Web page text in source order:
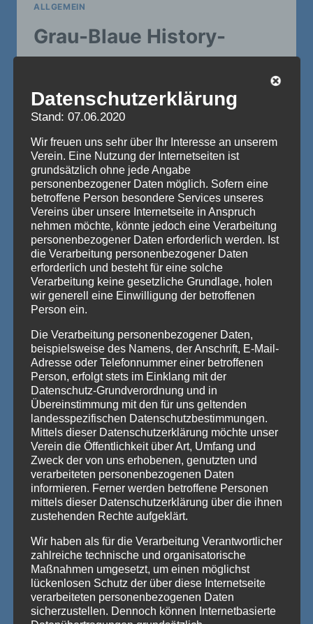
ALLGEMEIN
Grau-Blaue History-
VonSophia Weigand 23. Dezember 2025
Für die Weihnachtstage und die Zeit
zwischen den Jahren haben wir eine
History-Talkshow zum Start in das
Jubiläumsjahr produziert. Andre Geilen
spricht mit Irmgard Anheier, Werner
Normann, Rüdiger Remy und Thomas
Paulsen über Grau-Blau von früher! Es ist
emotional, lustig und interessant, diesen
“Legenden” zuzuhören. Wie war das 1949?
Wie war das in den Sechzigern?…
BLAUE
HISTORY-
TALKSHOW
ALLGEMEIN
KG Grau-Blau startet den
Datenschutzerklärung
Stand: 07.06.2020
Wir freuen uns sehr über Ihr Interesse an unserem
Verein. Eine Nutzung der Internetseiten ist
grundsätzlich ohne jede Angabe
personenbezogener Daten möglich. Sofern eine
betroffene Person besondere Services unseres
Vereins über unsere Internetseite in Anspruch
nehmen möchte, könnte jedoch eine Verarbeitung
personenbezogener Daten erforderlich werden. Ist
die Verarbeitung personenbezogener Daten
erforderlich und besteht für eine solche
Verarbeitung keine gesetzliche Grundlage, holen
wir generell eine Einwilligung der betroffenen
Person ein.
Die Verarbeitung personenbezogener Daten,
beispielsweise des Namens, der Anschrift, E-Mail-
Adresse oder Telefonnummer einer betroffenen
Person, erfolgt stets im Einklang mit der
Datenschutz-Grundverordnung und in
Übereinstimmung mit den für uns geltenden
landesspezifischen Datenschutzbestimmungen.
Mittels dieser Datenschutzerklärung möchte unser
Verein die Öffentlichkeit über Art, Umfang und
Zweck der von uns erhobenen, genutzten und
verarbeiteten personenbezogenen Daten
informieren. Ferner werden betroffene Personen
mittels dieser Datenschutzerklärung über die ihnen
zustehenden Rechte aufgeklärt.
Wir haben als für die Verarbeitung Verantwortlicher
zahlreiche technische und organisatorische
Maßnahmen umgesetzt, um einen möglichst
lückenlosen Schutz der über diese Internetseite
verarbeiteten personenbezogenen Daten
sicherzustellen. Dennoch können Internetbasierte